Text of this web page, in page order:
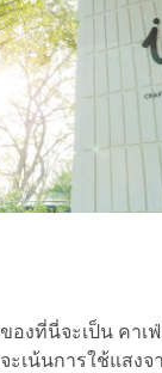
งที่นี่จะเป็น คาเ
เน้นการใช้แสง